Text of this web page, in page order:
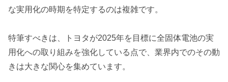
な実用化の時期を特定するのは複雑です。
特筆すべきは、トヨタが2025年を目標に全固体電池の実
用化への取り組みを強化している点で、業界内でのその動
きは大きな関心を集めています。